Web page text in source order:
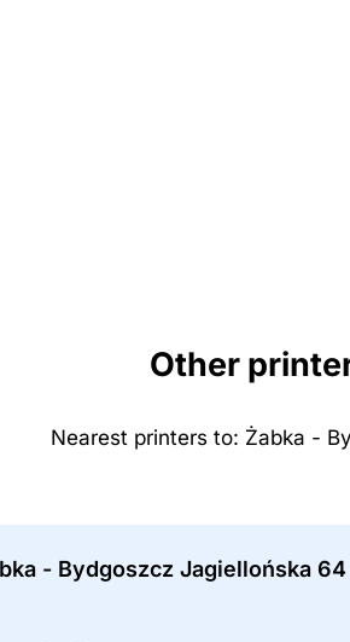
Other
Nearest printers to: Żabka -
- Bydgoszcz Jagiellońska 64